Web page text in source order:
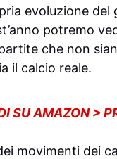
evoluzione
potremo
che non
il calcio reale.
SU AMAZON >
movimenti dei